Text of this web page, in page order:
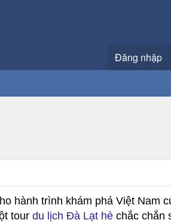
Đăng nhập
hành trình khám phá Việt Nam
tour du lịch Đà Lạt hè chắc chắn